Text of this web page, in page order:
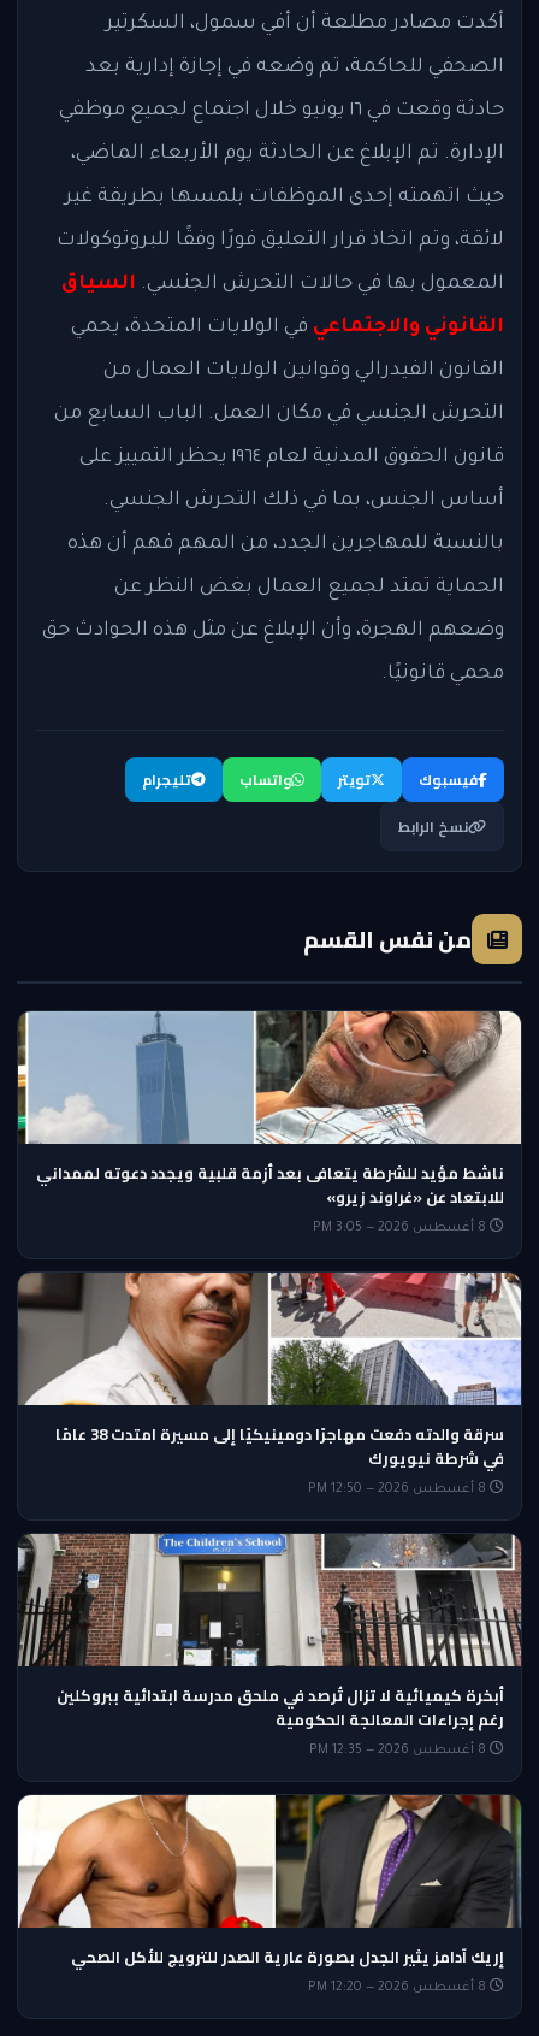
أكدت مصادر مطلعة أن أفي سمول، السكرتير
الصحفي للحاكمة، تم وضعه في إجازة إدارية بعد
حادثة وقعت في ١٦ يونيو خلال اجتماع لجميع موظفي
الإدارة. تم الإبلاغ عن الحادثة يوم الأربعاء الماضي،
حيث اتهمته إحدى الموظفات بلمسها بطريقة غير
لائقة، وتم اتخاذ قرار التعليق فورًا وفقًا للبروتوكولات
المعمول بها في حالات التحرش الجنسي. السياق
القانوني والاجتماعي في الولايات المتحدة، يحمي
القانون الفيدرالي وقوانين الولايات العمال من
التحرش الجنسي في مكان العمل. الباب السابع من
قانون الحقوق المدنية لعام ١٩٦٤ يحظر التمييز على
أساس الجنس، بما في ذلك التحرش الجنسي.
بالنسبة للمهاجرين الجدد، من المهم فهم أن هذه
الحماية تمتد لجميع العمال بغض النظر عن
وضعهم الهجرة، وأن الإبلاغ عن مثل هذه الحوادث حق
محمي قانونيًا.
فيسبوك تويتر واتساب
تليجرام
نسخ الرابط
من نفس القسم
ناشط مؤيد للشرطة يتعافى بعد أزمة قلبية ويجدد دعوته لممداني
للابتعاد عن «غراوند زيرو»
سرقة والدته دفعت مهاجرًا دومينيكيًا إلى مسيرة امتدت 38 عامًا
في شرطة نيويورك
أبخرة كيميائية لا تزال تُرصد في ملحق مدرسة ابتدائية ببروكلين
رغم إجراءات المعالجة الحكومية
إريك آدامز يثير الجدل بصورة عارية الصدر للترويج للأكل الصحي